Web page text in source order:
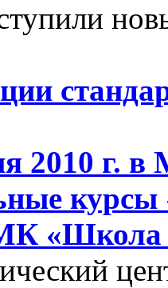
2010 г. в
курсы
«Школа